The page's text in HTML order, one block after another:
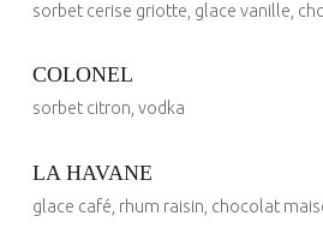
Posted on:
30 Mai 2017
sorbet cerise griotte, glace vanille,
Posted on:
30 Mai 2017
COLONEL
sorbet citron, vodka
Posted on:
30 Mai 2017
Written by:
LA HAVANE
glace café, rhum raisin, chocolat